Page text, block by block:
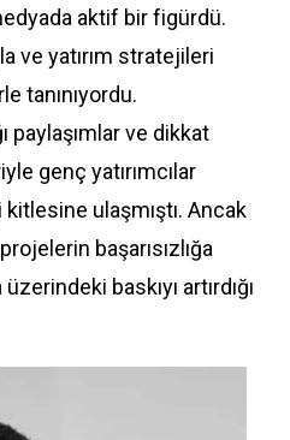
aktif bir figürdü.
ve yatırım stratejileri
tanınıyordu.
paylaşımlar ve dikkat
genç yatırımcılar
ulaşmıştı. Ancak
başarısızlığa
baskıyı artırdığı